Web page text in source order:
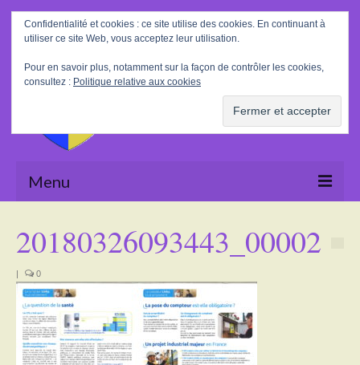
Rechercher
:
Menu
La Mairie
Le village
Tourisme
Actualités
20180326093443_00002
| 0
Confidentialité et cookies : ce site utilise des cookies. En continuant à
utiliser ce site Web, vous acceptez leur utilisation.
Pour en savoir plus, notamment sur la façon de contrôler les cookies,
consultez : Politique relative aux cookies